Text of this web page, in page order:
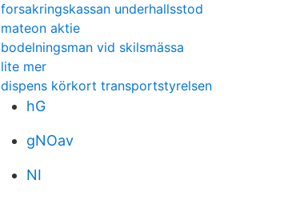
forsakringskassan underhallsstod
mateon aktie
bodelningsman vid skilsmässa
lite mer
dispens körkort transportstyrelsen
hG
gNOav
NI